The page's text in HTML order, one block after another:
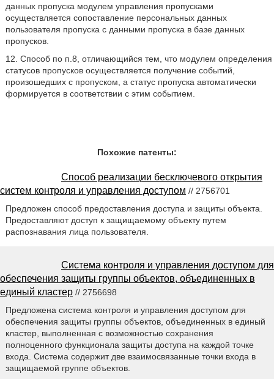
данных пропуска модулем управления пропусками
осуществляется сопоставление персональных данных
пользователя пропуска с данными пропуска в базе данных
пропусков.
12. Способ по п.8, отличающийся тем, что модулем определения
статусов пропусков осуществляется получение событий,
произошедших с пропуском, а статус пропуска автоматически
формируется в соответствии с этим событием.
Похожие патенты:
Способ реализации бесключевого открытия
систем контроля и управления доступом // 2756701
Предложен способ предоставления доступа и защиты объекта.
Предоставляют доступ к защищаемому объекту путем
распознавания лица пользователя.
Система контроля и управления доступом для
обеспечения защиты группы объектов, объединенных в
единый кластер // 2756698
Предложена система контроля и управления доступом для
обеспечения защиты группы объектов, объединенных в единый
кластер, выполненная с возможностью сохранения
полноценного функционала защиты доступа на каждой точке
входа. Система содержит две взаимосвязанные точки входа в
защищаемой группе объектов.